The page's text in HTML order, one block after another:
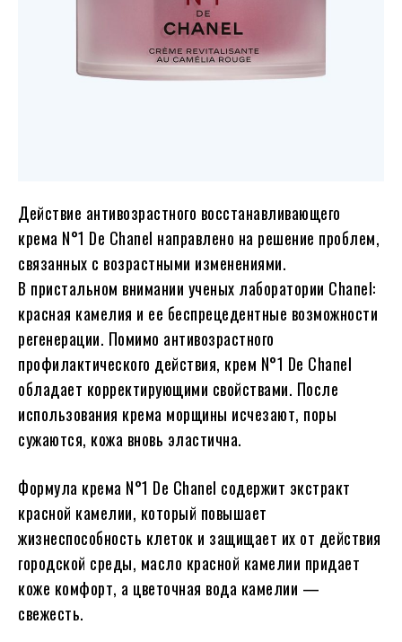
Действие антивозрастного восстанавливающего
крема N°1 De Chanel направлено на решение проблем,
связанных с возрастными изменениями.
В пристальном внимании ученых лаборатории Chanel:
красная камелия и ее беспрецедентные возможности
регенерации. Помимо антивозрастного
профилактического действия, крем N°1 De Chanel
обладает корректирующими свойствами. После
использования крема морщины исчезают, поры
сужаются, кожа вновь эластична.
Формула крема N°1 De Chanel содержит экстракт
красной камелии, который повышает
жизнеспособность клеток и защищает их от действия
городской среды, масло красной камелии придает
коже комфорт, а цветочная вода камелии —
свежесть.